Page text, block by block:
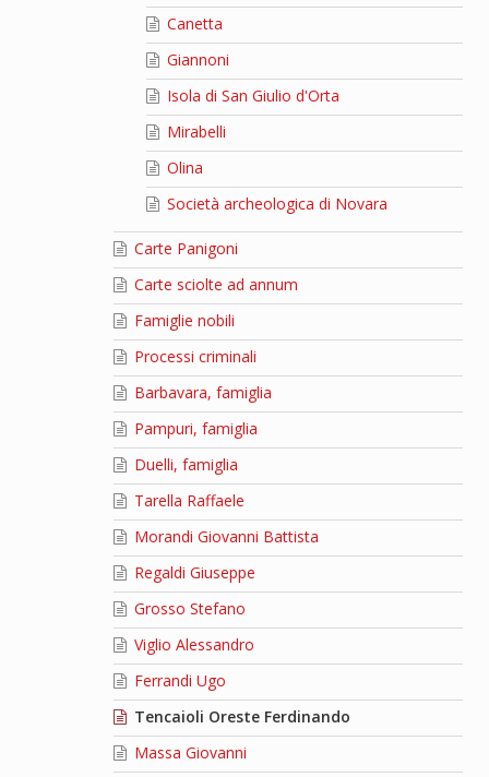
Canetta
Giannoni
Isola di San Giulio d'Orta
Mirabelli
Olina
Società archeologica di Novara
Carte Panigoni
Carte sciolte ad annum
Famiglie nobili
Processi criminali
Barbavara, famiglia
Pampuri, famiglia
Duelli, famiglia
Tarella Raffaele
Morandi Giovanni Battista
Regaldi Giuseppe
Grosso Stefano
Viglio Alessandro
Ferrandi Ugo
Tencaioli Oreste Ferdinando
Massa Giovanni